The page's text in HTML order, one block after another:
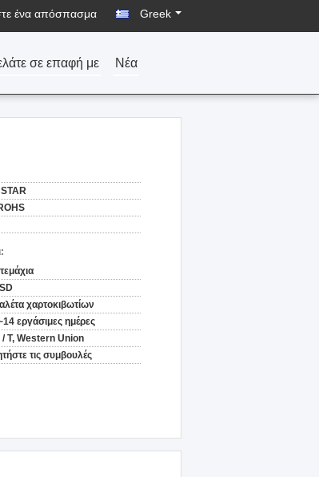
ένα απόσπασμα Greek
σε επαφή με Νέα
χαρτοκιβωτίων
εργάσιμες ημέρες
/ Τ, Western Union
τις συμβουλές